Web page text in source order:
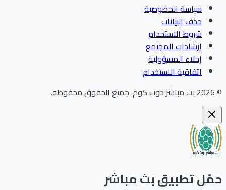
سياسة الخصوصية
حذف البيانات
شروط الاستخدام
إرشادات المجتمع
إخلاء المسؤولية
اتفاقية الاستخدام
©
2026 بث مباشر دوت كوم.جميع الحقوق محفوظة.
حمّل تطبيق بث مباشر